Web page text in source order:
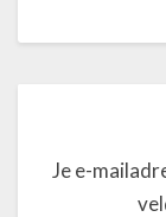
Je e-